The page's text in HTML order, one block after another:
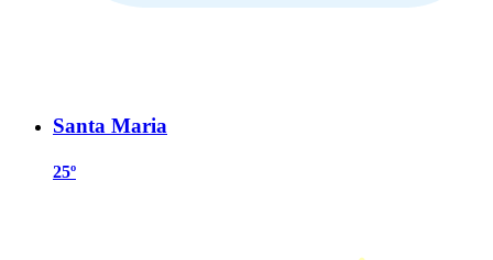
Santa Maria
25º